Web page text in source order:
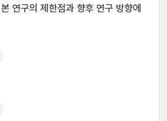
연구의 제한점과 향후 연구 방향에